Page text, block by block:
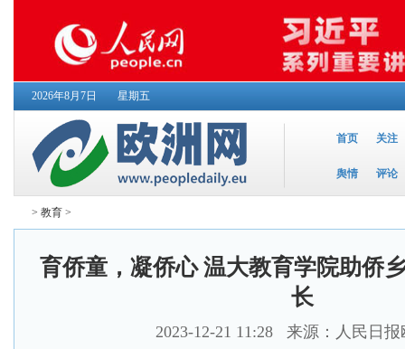
2026年8月7日 星期五
首页 关注
舆情 评论
> 教育 >
育侨童，凝侨心 温大教育学院助侨
长
2023-12-21 11:28 来源：人民日报